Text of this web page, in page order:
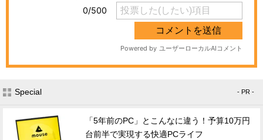
Special - PR -
「5年前のPC」とこんなに違う！予算10万円
台前半で実現する快適PCライフ